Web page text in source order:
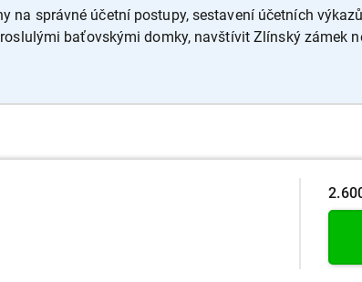
na správné účetní postupy, sestavení účetních
baťovskými domky, navštívit Zlínský zámek